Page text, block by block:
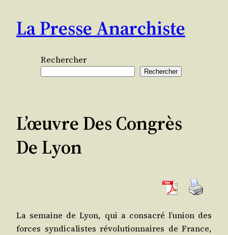
contenu
La Presse Anarchiste
Rechercher
Rechercher
L’œuvre Des Congrès
De Lyon
La semaine de Lyon, qui a consa­cré l’union des
forces syn­di­ca­listes révo­lu­tion­naires de France,